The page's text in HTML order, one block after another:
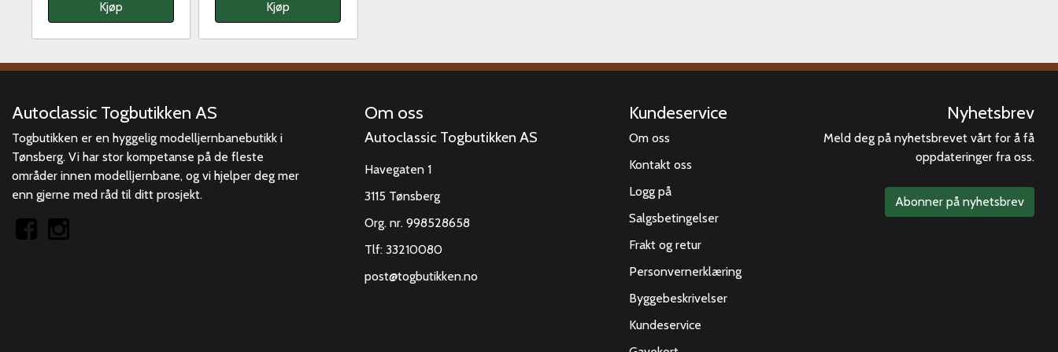
Kjøp Kjøp
Autoclassic Togbutikken AS
Togbutikken er en hyggelig modelljernbanebutikk i
Tønsberg. Vi har stor kompetanse på de fleste
områder innen modelljernbane, og vi hjelper deg mer
enn gjerne med råd til ditt prosjekt.
Om oss
Autoclassic Togbutikken AS
Havegaten 1
3115 Tønsberg
Org. nr. 998528658
Tlf: 33210080
post@togbutikken.no
Kundeservice
Om oss
Kontakt oss
Logg på
Salgsbetingelser
Frakt og retur
Personvernerklæring
Byggebeskrivelser
Kundeservice
Nyhetsbrev
Meld deg på nyhetsbrevet vårt for å få
oppdateringer fra oss.
Abonner på nyhetsbrev